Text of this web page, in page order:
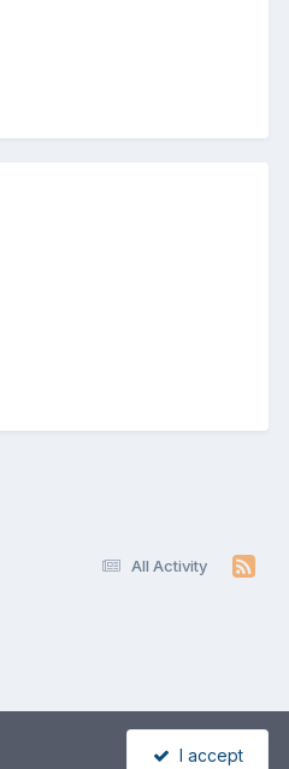
All Activity
I accept